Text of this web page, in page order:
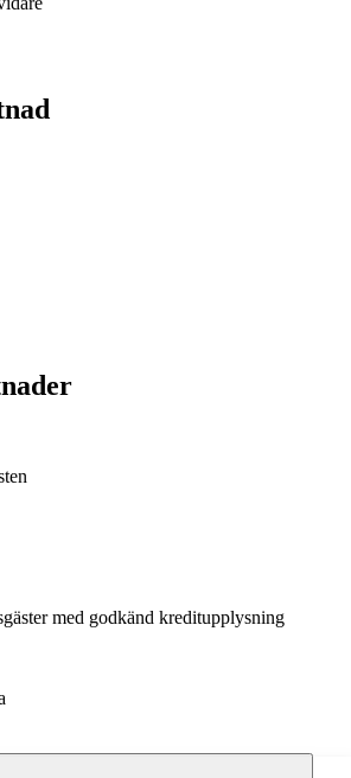
med godkänd kreditupplysning